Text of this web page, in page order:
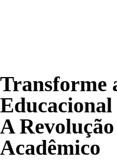
Transforme
A
Acadêmico